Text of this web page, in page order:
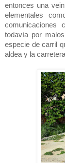
entonces una
elementales
comunicaciones
todavía por
especie de carril
aldea y la